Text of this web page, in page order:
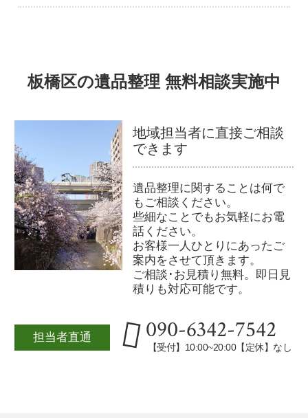
板橋区の遺品整理 無料相談実施中
地域担当者に直接ご相談
できます
遺品整理に関することは何で
もご相談ください。
些細なことでもお気軽にお電
話ください。
お客様一人ひとりにあったご
案内をさせて頂きます。
ご相談･お見積り無料。即日見
積りも対応可能です。
担当者直通 090-6342-7542
【受付】10:00~20:00【定休】なし